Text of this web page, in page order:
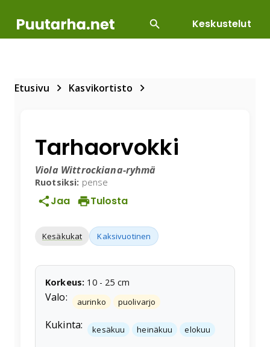
Keskustelut
Etusivu Kasvikortisto
Tarhaorvokki
Viola Wittrockiana-ryhmä
Ruotsiksi: pense
Jaa Tulosta
Kesäkukat Kaksivuotinen
Korkeus: 10- 25 cm
Valo: aurinko puolivarjo
Kukinta: kesäkuu heinäkuu elokuu